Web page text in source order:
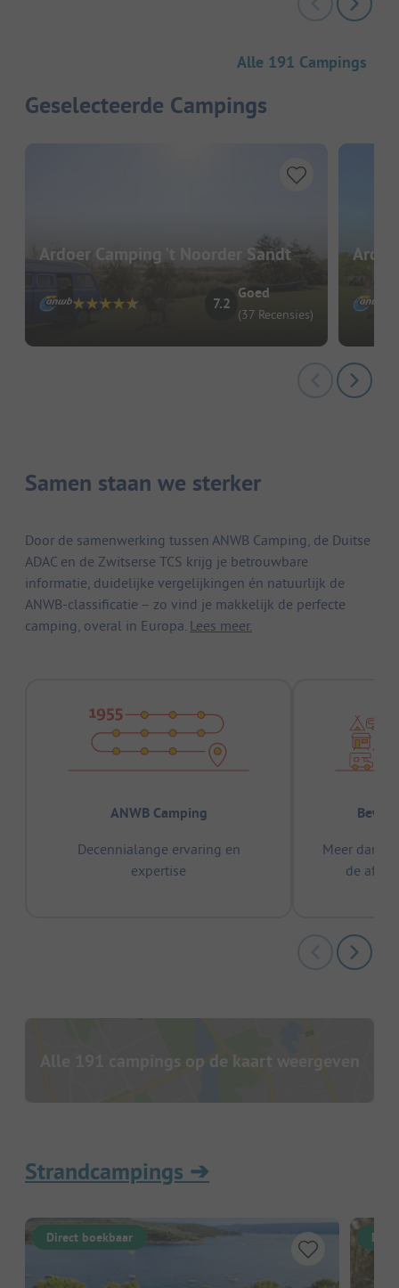
Alle 191 Campings
Geselecteerde Campings
Ardoer Camping 't Noorder Sandt
7.2
Goed
(37 Recensies)
Samen staan we sterker
Door de samenwerking tussen ANWB Camping, de Duitse
ADAC en de Zwitserse TCS krijg je betrouwbare
informatie, duidelijke vergelijkingen én natuurlijk de
ANWB-classificatie – zo vind je makkelijk de perfecte
camping, overal in Europa. Lees meer.
ANWB Camping
Decennialange ervaring en
expertise
Meer dan
de
Alle 191 campings op de kaart weergeven
Strandcampings ➔
Direct boekbaar